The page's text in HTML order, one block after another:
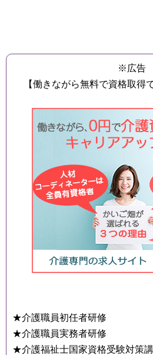
※広告
【働きながら無料で資格取得
★介護職員初任者研修
★介護職員実務者研修
★介護福祉士国家資格受験対策講